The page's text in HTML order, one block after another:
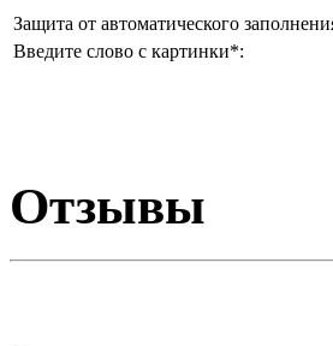
Защита от автоматического
Введите слово с картинки*:
Отзывы